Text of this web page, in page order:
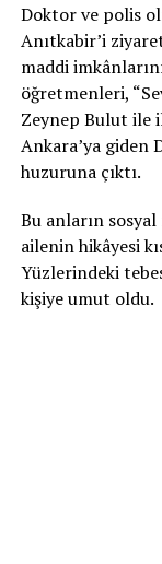
Doktor ve polis
Anıtkabir’i
maddi
öğretmenleri,
Zeynep Bulut ile
Ankara’ya giden
huzuruna çıktı.
Bu anların
ailenin hikâyesi
Yüzlerindeki
kişiye umut oldu.